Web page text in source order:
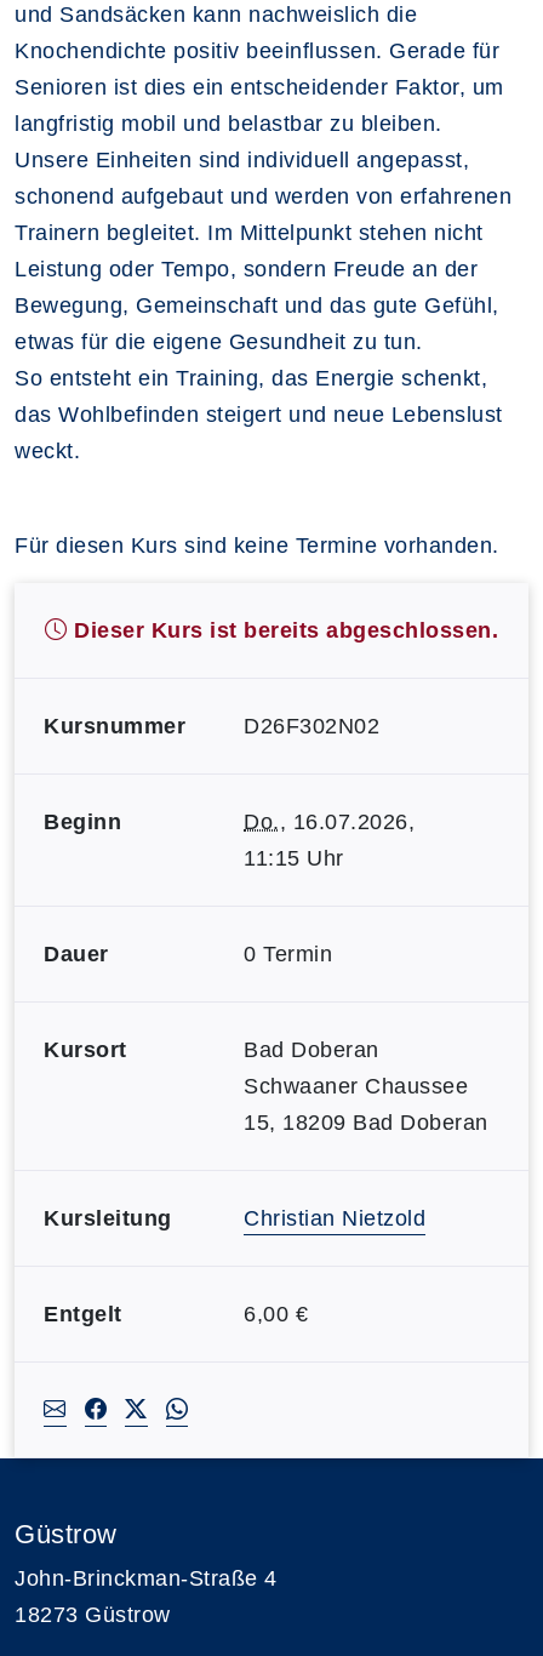
und Sandsäcken kann nachweislich die
Knochendichte positiv beeinflussen. Gerade für
Senioren ist dies ein entscheidender Faktor, um
langfristig mobil und belastbar zu bleiben.
Unsere Einheiten sind individuell angepasst,
schonend aufgebaut und werden von erfahrenen
Trainern begleitet. Im Mittelpunkt stehen nicht
Leistung oder Tempo, sondern Freude an der
Bewegung, Gemeinschaft und das gute Gefühl,
etwas für die eigene Gesundheit zu tun.
So entsteht ein Training, das Energie schenkt,
das Wohlbefinden steigert und neue Lebenslust
weckt.
Für diesen Kurs sind keine Termine vorhanden.
Dieser Kurs ist bereits abgeschlossen.
Kursnummer D26F302N02
Beginn Do., 16.07.2026,
11:15 Uhr
Dauer 0 Termin
Kursort
Bad Doberan
Schwaaner Chaussee
15, 18209 Bad Doberan
Kursleitung Christian Nietzold
Entgelt 6,00 €
Güstrow
John-Brinckman-Straße 4
18273 Güstrow